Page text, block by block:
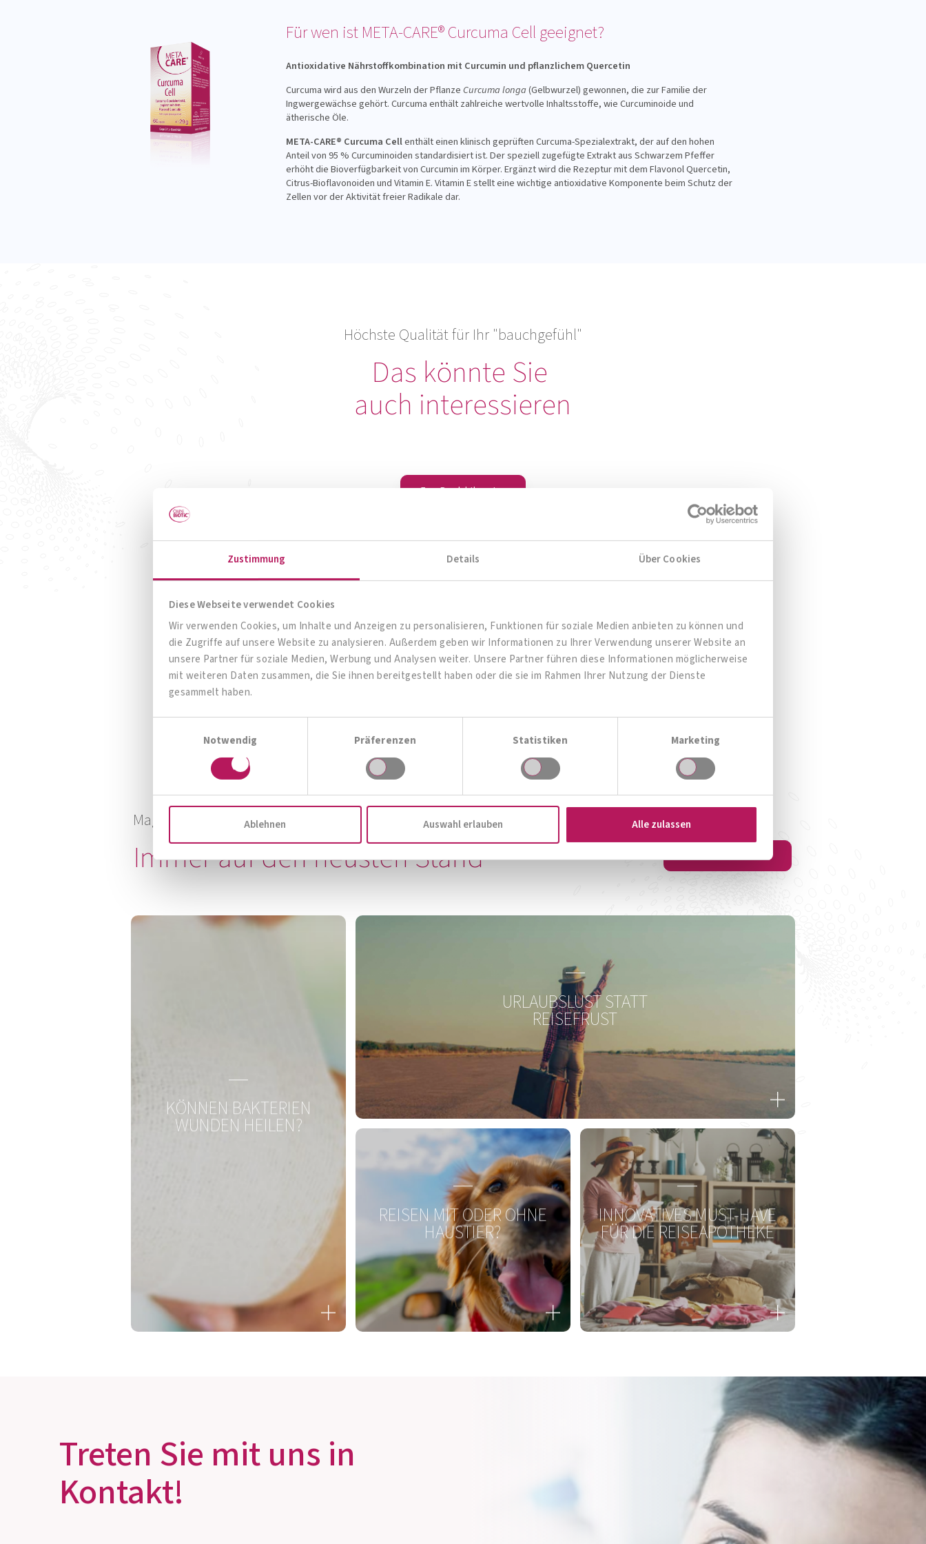
Zustimmung Details Über Cookies
Diese Webseite verwendet Cookies
Wir verwenden Cookies, um Inhalte und Anzeigen zu personalisieren, Funktionen für soziale Medien anbieten zu können und
die Zugriffe auf unsere Website zu analysieren. Außerdem geben wir Informationen zu Ihrer Verwendung unserer Website an
unsere Partner für soziale Medien, Werbung und Analysen weiter. Unsere Partner führen diese Informationen möglicherweise
mit weiteren Daten zusammen, die Sie ihnen bereitgestellt haben oder die sie im Rahmen Ihrer Nutzung der Dienste
gesammelt haben.
Notwendig
Präferenzen Statistiken Marketing
Ablehnen Auswahl erlauben Alle zulassen
Für wen ist META-CARE® Curcuma Cell geeignet?
Antioxidative Nährstoffkombination mit Curcumin und pflanzlichem Quercetin
Curcuma wird aus den Wurzeln der PflanzeCurcuma longa(Gelbwurzel) gewonnen, die zur Familie der
Ingwergewächse gehört. Curcuma enthält zahlreiche wertvolle Inhaltsstoffe, wie Curcuminoide und
ätherische Öle.
META-CARE® Curcuma Cellenthält einen klinisch geprüften Curcuma-Spezialextrakt, der auf den hohen
Anteil von 95 % Curcuminoiden standardisiert ist. Der speziell zugefügte Extrakt aus Schwarzem Pfeffer
erhöht die Bioverfügbarkeit von Curcumin im Körper. Ergänzt wird die Rezeptur mit dem Flavonol Quercetin,
Citrus-Bioflavonoiden und Vitamin E. Vitamin E stellt eine wichtige antioxidative Komponente beim Schutz der
Zellen vor der Aktivität freier Radikale dar.
Höchste Qualität für Ihr "bauchgefühl"
Das könnte Sie
auch interessieren
Zum Produktberater
META-CARE® Osteo Fit
Knochen-Kombination
META-CARE® Origanox
META-CARE® Magnesium
Muskeln & Energiestoffwechsel
Zum Produkt
META-CARE® Griffonia
Seelisches Wohlbefinden
Zum Produkt
Zum Produkt
META-CARE® Basic 3
Basenbildende Mineralsalze
Zum Produkt
META-CARE® Coenzym
Q10
Energie für die Zellen
Zum Produkt
META-CARE® Weihrauch
Magazin, News, Blog
Immer auf den neusten Stand Zur Gesamtübersicht
KÖNNEN BAKTERIEN
WUNDEN HEILEN?
URLAUBSLUST STATT
REISEFRUST
REISEN MIT ODER OHNE
HAUSTIER?
INNOVATIVES MUST-HAVE
FÜR DIE REISEAPOTHEKE
Treten Sie mit uns in
Kontakt!